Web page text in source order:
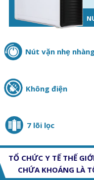
Không điện
7 lõi lọc
Nút vặn nhẹ
TỔ CHỨC Y TẾ THẾ
CHỨA KHOÁNG LÀ